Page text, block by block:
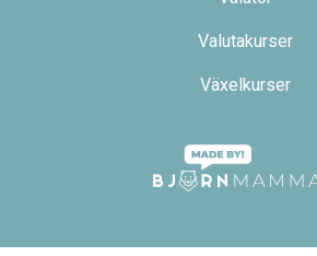
Valutakurser
Växelkurser